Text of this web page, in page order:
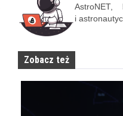
i
Zobacz też